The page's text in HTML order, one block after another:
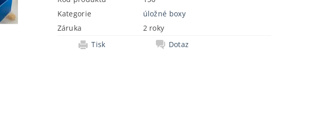
Kategorie
úložné boxy
Záruka
2 roky
Tisk
Dotaz